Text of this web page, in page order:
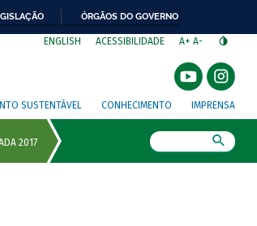
ÓRGÃOS DO GOVERNO
ENGLISH ACESSIBILIDADE A+ A-
SUSTENTÁVEL CONHECIMENTO IMPRENSA